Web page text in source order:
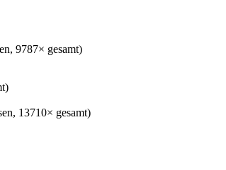
9787× gesamt)
13710× gesamt)